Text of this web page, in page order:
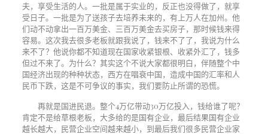
夫，享受生活的人。一批是属于实业的，反正也没得做了，就享
受日子。一批是为了送孩子去培养未来的，有上万人在加州。他
们动不动拿出一百万美金、三百万美金去买房子，那时候钱来得
容易。这次我去很多老板就跟我说了，钱来不了了，我说为什么
来不了？他说你都不知道现在国家收紧银根、收紧外汇了，钱多
但过不来了。为什么？其实这个不说大家都很明白，伴随整个中
国经济出现的种种状态，西方在唱衰中国，造成中国的汇率和人
民币下跌，这是不可争议的事实，我们要防止所谓的恐慌。
再就是国进民退。整个4万亿带动30万亿投入，钱给谁了呢？
肯定不是给草根老板，大多给的是国有企业，最后结果国有企业
越长越大，民营企业空间越来越小，到最后我们很多民营企业家